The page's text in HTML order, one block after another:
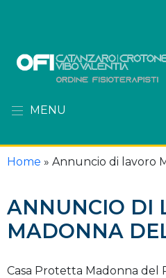
MENU
Home » Annuncio di lavoro
ANNUNCIO DI
MADONNA
Casa Protetta Madonna del